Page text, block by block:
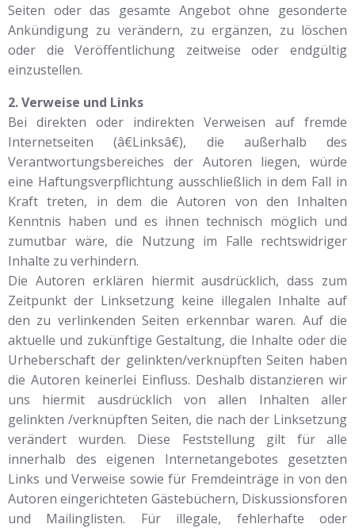
Seiten oder das gesamte Angebot ohne gesonderte
Ankündigung zu verändern, zu ergänzen, zu löschen
oder die Veröffentlichung zeitweise oder endgültig
einzustellen.
2. Verweise und Links
Bei direkten oder indirekten Verweisen auf fremde
Internetseiten (â€Linksâ€), die außerhalb des
Verantwortungsbereiches der Autoren liegen, würde
eine Haftungsverpflichtung ausschließlich in dem Fall in
Kraft treten, in dem die Autoren von den Inhalten
Kenntnis haben und es ihnen technisch möglich und
zumutbar wäre, die Nutzung im Falle rechtswidriger
Inhalte zu verhindern.
Die Autoren erklären hiermit ausdrücklich, dass zum
Zeitpunkt der Linksetzung keine illegalen Inhalte auf
den zu verlinkenden Seiten erkennbar waren. Auf die
aktuelle und zukünftige Gestaltung, die Inhalte oder die
Urheberschaft der gelinkten/verknüpften Seiten haben
die Autoren keinerlei Einfluss. Deshalb distanzieren wir
uns hiermit ausdrücklich von allen Inhalten aller
gelinkten /verknüpften Seiten, die nach der Linksetzung
verändert wurden. Diese Feststellung gilt für alle
innerhalb des eigenen Internetangebotes gesetzten
Links und Verweise sowie für Fremdeinträge in von den
Autoren eingerichteten Gästebüchern, Diskussionsforen
und Mailinglisten. Für illegale, fehlerhafte oder